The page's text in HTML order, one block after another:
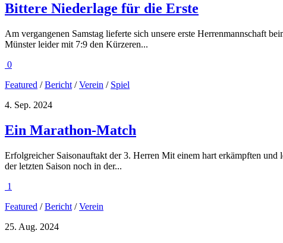
Bittere Niederlage für die Erste
Am vergangenen Samstag lieferte sich unsere erste Herrenmannschaft
Münster leider mit 7:9 den Kürzeren...
0
Featured /Bericht /Verein / Spiel
4. Sep. 2024
Ein Marathon-Match
Erfolgreicher Saisonauftakt der 3. Herren Mit einem hart erkämpften
der letzten Saison noch in der...
1
Featured /Bericht /Verein
25. Aug. 2024